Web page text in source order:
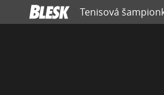
Tenisová